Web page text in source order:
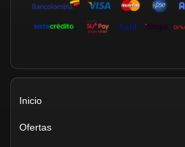
Inicio
Ofertas